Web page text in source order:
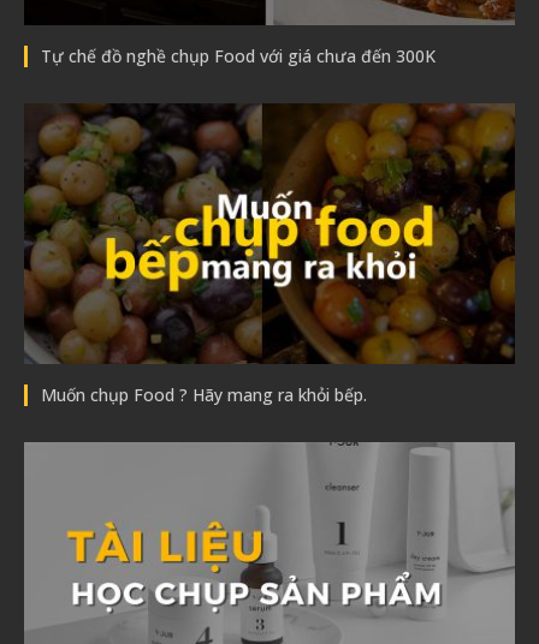
Tự chế đồ nghề chụp Food với giá chưa đến 300K
Muốn chụp Food ? Hãy mang ra khỏi bếp.